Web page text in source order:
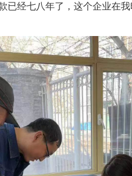
已经七八年了，这个企业在